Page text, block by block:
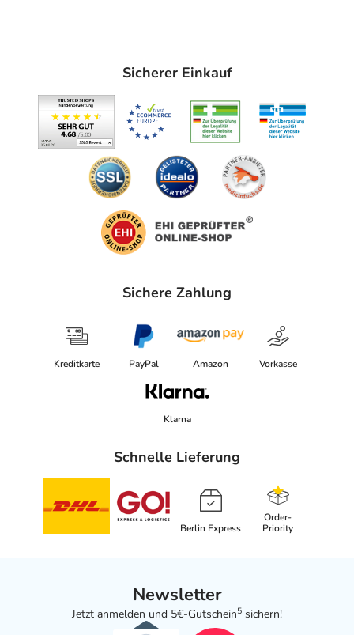
Sicherer Einkauf
Sichere Zahlung
Kreditkarte PayPal Amazon Vorkasse
Klarna
Schnelle Lieferung
Berlin Express
Order-
Priority
Newsletter
Jetzt anmelden und 5€-Gutschein5 sichern!